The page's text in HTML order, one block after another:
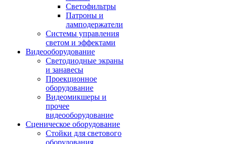
Светофильтры
Патроны и
ламподержатели
Системы управления
светом и эффектами
Видеооборудование
Светодиодные экраны
и занавесы
Проекционное
оборудование
Видеомикшеры и
прочее
видеооборудование
Сценическое оборудование
Стойки для светового
оборудования